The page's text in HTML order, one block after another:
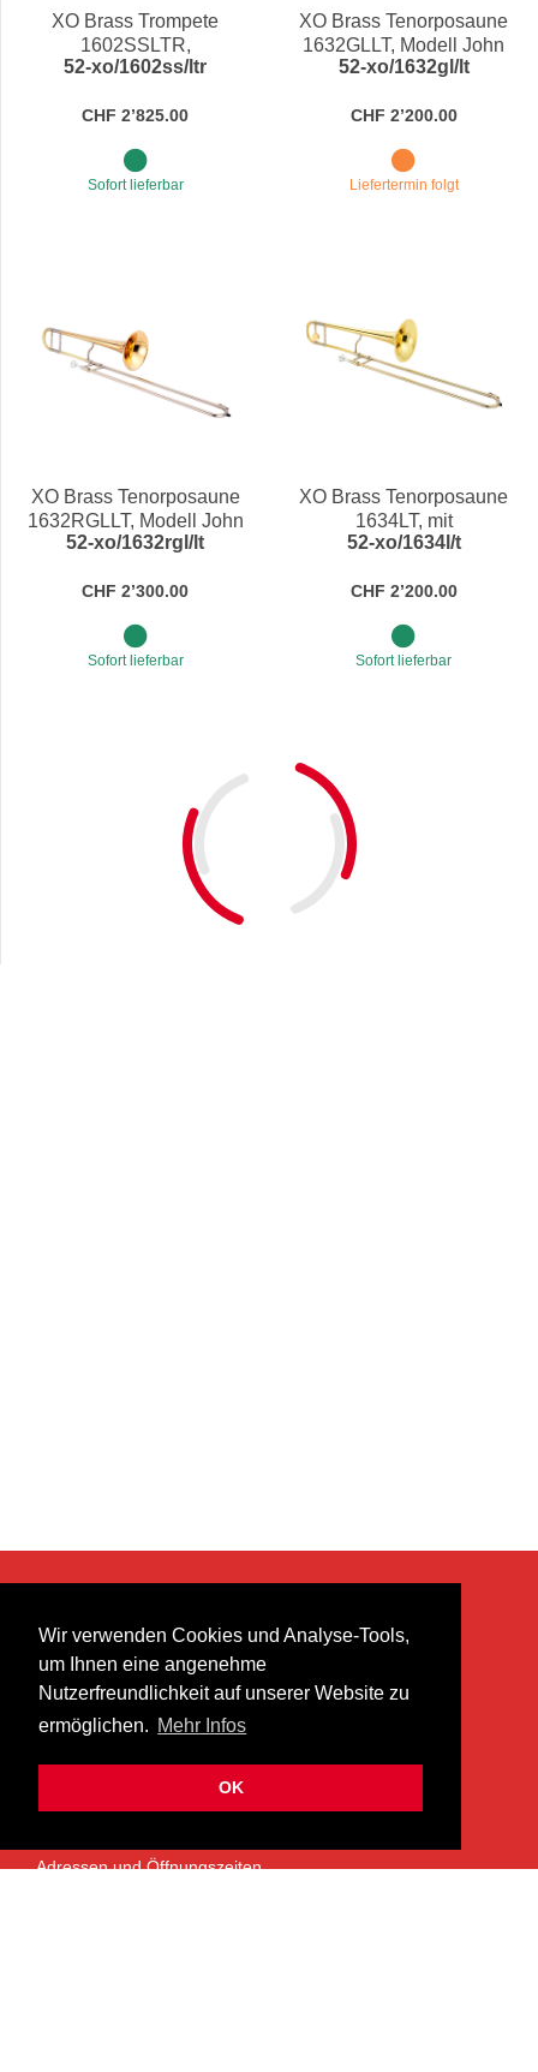
Wir verwenden Cookies und Analyse-Tools,
um Ihnen eine angenehme
Nutzerfreundlichkeit auf unserer Website zu
ermöglichen. Mehr Infos
OK
XO Brass Trompete
1602SSLTR,
"Lightweight", Reverse-
52-xo/1602ss/ltr
CHF 2’825.00
Sofort lieferbar
XO Brass Tenorposaune
1632GLLT, Modell John
Fedchock mit
52-xo/1632gl/lt
CHF 2’200.00
Liefertermin folgt
XO Brass Tenorposaune
1632RGLLT, Modell John
Fedchock mit
Rucksackkoffer in Bb
52-xo/1632rgl/lt
CHF 2’300.00
Sofort lieferbar
XO Brass Tenorposaune
1634LT, mit
Rucksackkoffer, in Bb
52-xo/1634l/t
CHF 2’200.00
Sofort lieferbar
heer musik ag
Lättenstrasse 35
8952 Schlieren
info@heermusic.com
ÜBER UNS
Adressen und Öffnungszeiten